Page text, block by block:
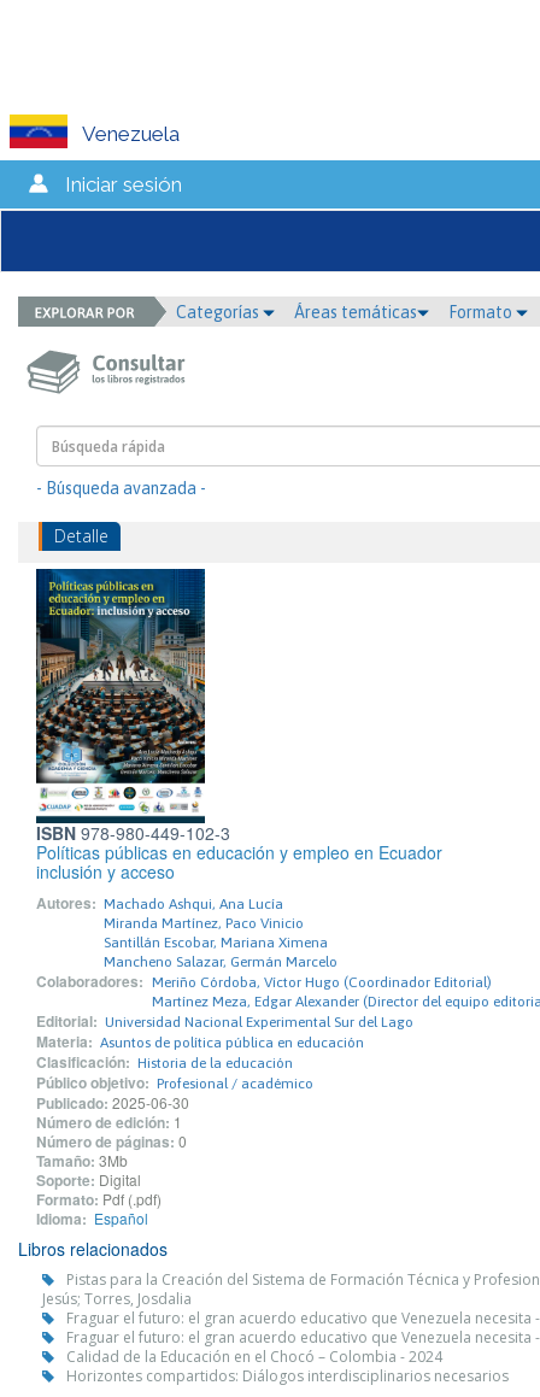
Venezuela
Iniciar sesión
Categorías Áreas temáticas Formato
- Búsqueda avanzada -
Detalle
ISBN 978-980-449-102-3
Políticas públicas en educación y empleo en Ecuador
inclusión y acceso
Autores: Machado Ashqui, Ana Lucía
Miranda Martínez, Paco Vinicio
Santillán Escobar, Mariana Ximena
Mancheno Salazar, Germán Marcelo
Colaboradores: Meriño Córdoba, Víctor Hugo (Coordinador Editorial)
Martínez Meza, Edgar Alexander (Director del equipo
Editorial: Universidad Nacional Experimental Sur del Lago
Materia: Asuntos de política pública en educación
Clasificación: Historia de la educación
Público objetivo: Profesional / académico
Publicado: 2025-06-30
Número de edición: 1
Número de páginas: 0
Tamaño: 3Mb
Soporte: Digital
Formato: Pdf (.pdf)
Idioma: Español
Libros relacionados
Pistas para la Creación del Sistema de Formación Técnica y
Jesús; Torres, Josdalia
Fraguar el futuro: el gran acuerdo educativo que Venezuela necesita -
Fraguar el futuro: el gran acuerdo educativo que Venezuela necesita -
Calidad de la Educación en el Chocó – Colombia - 2024
Horizontes compartidos: Diálogos interdisciplinarios necesarios